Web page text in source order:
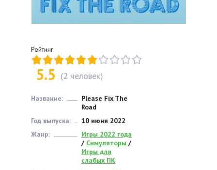
Рейтинг
5.5 (2 человек)
Название:
Please Fix The
Road
Год выпуска:
10 июня 2022
Жанр:
Игры 2022 года
/ Симуляторы /
Игры для
слабых ПК